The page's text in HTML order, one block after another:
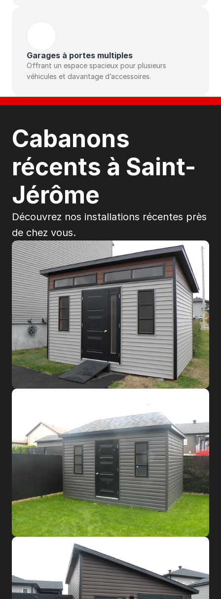
Garages à portes multiples
Offrant un espace spacieux pour plusieurs
véhicules et davantage d’accessoires.
Cabanons
récents à Saint-
Jérôme
Découvrez nos installations récentes près
de chez vous.